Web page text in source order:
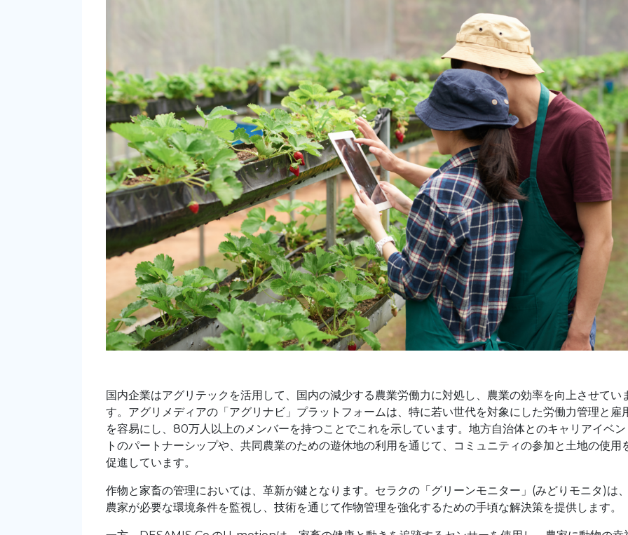
国内企業はアグリテックを活用して、国内の減少する農業労働力に対処し、農業の効率を向上させてい
す。アグリメディアの「アグリナビ」プラットフォームは、特に若い世代を対象にした労働力管理と雇
を容易にし、80万人以上のメンバーを持つことでこれを示しています。地方自治体とのキャリアイベン
トのパートナーシップや、共同農業のための遊休地の利用を通じて、コミュニティの参加と土地の使用
促進しています。
作物と家畜の管理においては、革新が鍵となります。セラクの「グリーンモニター」(みどりモニタ)は
農家が必要な環境条件を監視し、技術を通じて作物管理を強化するための手頃な解決策を提供します。